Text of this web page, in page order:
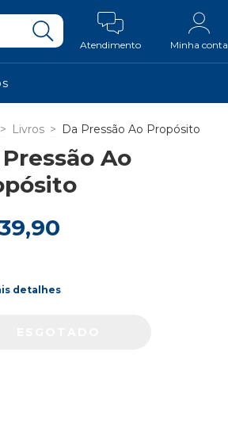
Atendimento Minha conta
> Livros > Da Pressão Ao Propósito
Ao
detalhes